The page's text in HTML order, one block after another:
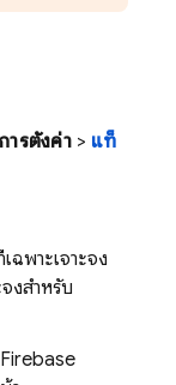
การตั้งค่า> แท็
ฉพาะเจาะจง
งสำหรับ
Firebase